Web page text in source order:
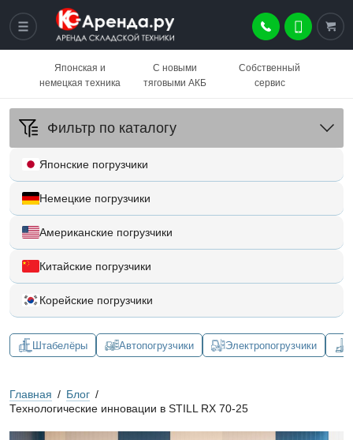
Японская и
немецкая техника
С новыми
тяговыми АКБ
Собственный
сервис
Фильтр по каталогу
Японские погрузчики
Немецкие погрузчики
Американские погрузчики
Китайские погрузчики
Корейские погрузчики
Штабелёры Автопогрузчики Электропогрузчики
Главная / Блог /
Технологические инновации в STILL RX 70-25